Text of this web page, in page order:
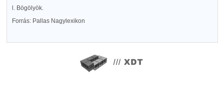
l. Bögölyök.
Forrás: Pallas Nagylexikon